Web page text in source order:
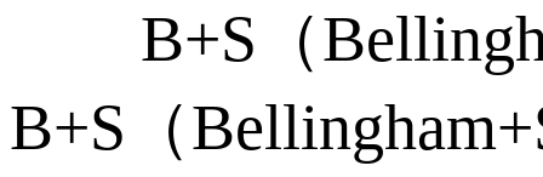
B+S（
B+S（